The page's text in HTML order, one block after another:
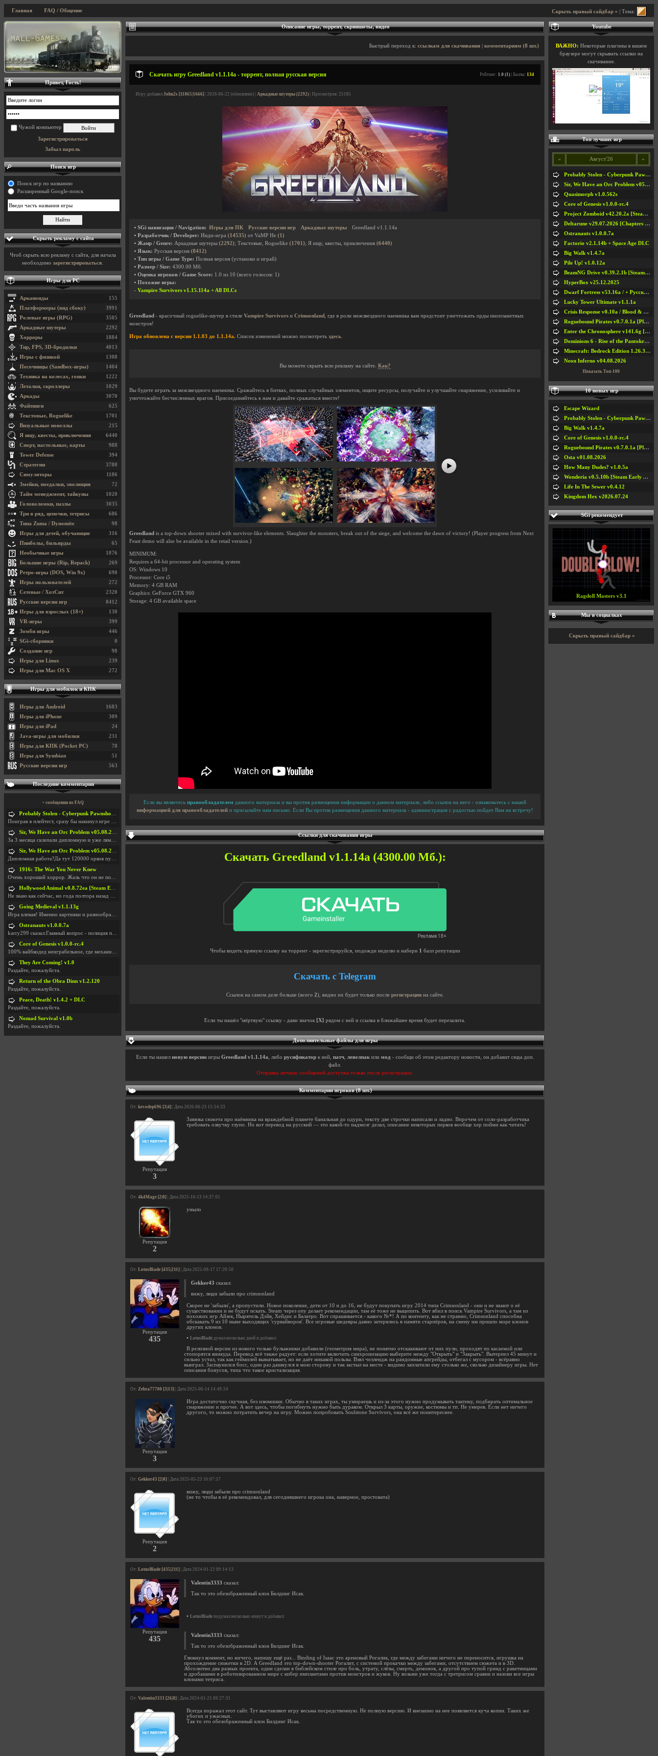
Скрыть правый сайдбар » | Тема:
Главная FAQ / Общение
Описание игры, торрент, скриншоты, видео
Быстрый переход к: ссылкам для скачивания комментариям (8 шт.)
Скачать игру Greedland v1.1.14a - торрент, полная русская версия Рейтинг: 1.0 (1) | Баллы: 134
Игру добавил John2s [11865|1666] | 2026-06-22 (обновлено) | Аркадные шутеры (2292) | Просмотров: 25185
• SGi навигация / Navigation: Игры для ПК Русские версии игр Аркадные шутеры
Greedland v1.1.14a
• Разработчик / Developer: Инди-игра (14535) от VaMP He (1)
• Жанр / Genre: Аркадные шутеры (2292); Текстовые, Roguelike (1701); Я ищу, квесты, приключения (6440)
• Язык: Русская версия (8412)
• Тип игры / Game Type: Полная версия (установи и играй)
• Размер / Size: 4300.00 Мб.
• Оценка игроков / Game Score: 1.0 из 10 (всего голосов: 1 )
• Похожие игры:
- Vampire Survivors v1.15.114a + All DLCs
Greedland - красочный roguelike-шутер в стиле Vampire Survivors и Crimsonland
, где в роли межзвездного наемника вам предстоит уничтожать орды инопланетных
монстров!
Игра обновлена с версии 1.1.03 до 1.1.14a. Список изменений можно посмотреть здесь
Вы можете скрыть всю рекламу на сайте. Как?
Вы будете играть за межзвездного наемника. Сражайтесь в битвах, полных случайных элементов, ищите ресурсы, получайте и улучшайте снаряжение, усиливайте и
уничтожайте бесчисленных врагов. Присоединяйтесь к нам и давайте сражаться вместе!
#6
Greedland is a top-down shooter mixed with survivor-like elements. Slaughter the monsters, break out of the siege, and welcome the dawn of victory! (Player progress from Next
Feast demo will also be available in the retail version.)
MINIMUM:
Requires a 64-bit processor and operating system
OS: Windows 10
Processor: Core i5
Memory: 4 GB RAM
Graphics: GeForce GTX 960
Storage: 4 GB available space
Если вы являетесь правообладателем данного материала и вы против размещения информации о данном материале, либо ссылок на него - ознакомьтесь с нашей
информацией для правообладателей и присылайте нам письмо. Если Вы против размещения данного материала - администрация с радостью пойдет Вам на встречу!
Ссылки для скачивания игры
Скачать Greedland v1.1.14a (4300.00 Мб.):
Чтобы видеть прямую ссылку на торрент - зарегистрируйся, подожди неделю и набери 1 балл репутации
Скачать с Telegram
Ссылок на самом деле больше (всего 2), видно их будет только после регистрациина сайте.
Если ты нашёл "мёртвую" ссылку - дави значок [X] рядом с ней и ссылка в ближайшее время будет перезалита.
Дополнительные файлы для игры
Если ты нашел новую версиюигры Greedland v1.1.14a , либо русификаторк ней, патч, левелпакили мод - сообщи об этом редактору новости, он добавит сюда доп.
файл.
Отправка личных сообщений доступна только после регистрации.
Комментарии игроков (8 шт.)
От: kevodep696 [3|4] | Дата 2026-06-23 15:54:33
Репутация
3
Завязка сюжета про наёмника на враждебной планете банальная до одури, тексту две строчки написали и ладно. Впрочем от соло-разработчика
требовать озвучку глупо. Но вот перевод на русский — это какой-то надмозг делал, описание некоторых перков вообще хер пойми как читать!
От: 4k4Mage [2|0] | Дата 2025-10-13 14:37:01
Репутация
2
уныло
От: LotusBlade [435|211] | Дата 2025-09-17 17:20:50
Репутация
435
Gekker43 сказал:
вижу, люди забыли про crimsonland
Скорее не 'забыли', а пропустили. Новое поколение, дети от 10 и до 16, не будут покупать игру 2014 типа Crimsonland - они и не знают о её
существовании и не будут искать. Steam через опу делает рекомендации, там её тоже не выцепить. Вот вбил в поиск Vampire Survivors, а там из
похожих игр Айзек, Нырятель Дэйв, Хейдис и Балатро. Вот спрашивается - какого №*! А по контенту, как не странно, Crimsonland способна
обскакать 9 из 10 ныне выходящих 'сурвайворов'. Все игровые шедевры давно затерялись в памяти старпёров, на смену им пришло море клонов
других клонов.
• LotusBlade думал несколько дней и добавил:
В релизной версии из нового только булыжники добавили (геометрия мира), не понятно отскакивают от них пули, проходят по касаемой или
стопорятся вникуда. Перевод всё также радует: если хотите включить синхронизацию выберите между "Открыть" и "Закрыть". Вытерпел 45 минут и
сильно устал, так как геймплей выматывает, но не даёт никакой пользы. Взял челлендж на рандомные апгрейды, отбегал с мусором - всёравно
выиграл. Заспаунился босс, один раз дашнулся в мою сторону и так застыл на месте - видимо заплатили ему столько же, сколько дизайнеру игры. Нет
описания бонусов, типа что такое кристализация.
От: Zebra77700 [3|13] | Дата 2025-06-14 14:49:24
Репутация
3
Игра достаточно скучная, без изюминки. Обычно в таких играх, ты умираешь и из-за этого нужно продумывать тактику, подбирать оптимальное
снаряжение и прочее. А вот здесь, чтобы погибнуть нужно быть дураком. Открыл 3 карты, оружие, костюмы и тп. Не умерев. Если нет ничего
другого, то можно потратить вечер на игру. Можно попробовать Soulstone Survivors, она всё же поинтереснее.
От: Gekker43 [2|0] | Дата 2025-05-23 16:07:57
Репутация
2
вижу, люди забыли про crimsonland
(не то чтобы я её рекомендовал, для сегодняшнего игрока она, наверное, простовата)
От: LotusBlade [435|211] | Дата 2024-01-22 09:14:13
Репутация
435
Valentin3333 сказал:
Так то это обезображенный клон Билдинг Исак.
• LotusBlade подумал несколько минут и добавил:
Valentin3333 сказал:
Так то это обезображенный клон Билдинг Исак.
Глюкнул коммент, но ничего, напишу ещё раз... Binding of Isaac это ареновый Рогалик, где между забегами ничего не переносится, игрушка на
прохождение сюжетки в 2D. А Greedland это top-down-shooter Рогалит, с системой прокачки между забегами, отсутствием сюжета и в 3D.
Абсолютно два разных проекта, один сделан в библейском стиле про боль, утрату, слёзы, смерть, демонов, а другой про тупой гринд с ракетницами
и дробашами в роботизированном мире с кибер имплантами против монстров и жуков. Ну возьми уже тогда с третрисом сравни и назови все игры
клонами тетриса.
От: Valentin3333 [26|8] | Дата 2024-01-21 09:27:31
Всегда поражал этот сайт. Тут выставляют игру весьма посредственную. Не полную версию. И внезапно на нее появляется куча копии. Таких же
убогих и ужасных.
Так то это обезображенный клон Билдинг Исак.
Привет, Гость!
Чужой компьютер
Зарегистрироваться
Забыл пароль
Поиск игр
Поиск игр по названию
Расширенный Google-поиск
Скрыть рекламу с сайта
Чтоб скрыть всю рекламу с сайта, для начала
необходимо зарегистрироваться
Игры для PC
155
Арканоиды
3991
Платформеры (вид сбоку)
3505
Ролевые игры (RPG)
2292
Аркадные шутеры
1884
Хорроры
4013
Тир, FPS, 3D-бродилки
1308
Игры с физикой
1404
Песочницы (Sandbox-игры)
1222
Техника на колесах, гонки
1029
Леталки, скроллеры
3070
Аркады
625
Файтинги
1701
Текстовые, Roguelike
215
Визуальные новеллы
6440
Я ищу, квесты, приключения
988
Спорт, настольные, карты
394
Tower Defense
3780
Стратегии
1186
Симуляторы
72
Змейки, поедалки, эволюция
1020
Тайм менеджмент, тайкуны
3035
Головоломки, пазлы
686
Три в ряд, цепочки, тетрисы
98
Типа Zuma / Dynomite
316
Игры для детей, обучающие
65
Пинболы, бильярды
1076
Необычные игры
269
Большие игры (Rip, Repack)
690
Ретро-игры (DOS, Win 9x)
272
Игры пользователей
2320
Сетевые / ХотСит
8412
Русские версии игр
130
Игры для взрослых (18+)
399
VR-игры
446
Зомби игры
0
SGi-сборники
98
Создание игр
239
Игры для Linux
272
Игры для Mac OS X
Игры для мобилок и КПК
1683
Игры для Android
309
Игры для iPhone
24
Игры для iPad
231
Java-игры для мобилки
78
Игры для КПК (Pocket PC)
51
Игры для Symbian
563
Русские версии игр
Последние комментарии
+ сообщения из FAQ
Probably Stolen - Cyberpunk Pawnshop Simulator v048c [Playtest]
Поиграв в плейтест, сразу бы накинул игре наивысши
Sir, We Have an Orc Problem v05.08.2026
За 3 месяца склепали дипломную и уже лям двести ба
Sir, We Have an Orc Problem v05.08.2026
Дипломная работа?Да тут 120000 орков путь выбирают
1916: The War You Never Knew
Очень хороший хоррор. Жаль что он не получил должн
Hollywood Animal v0.8.72ea [Steam Early Access]
Не знаю как сейчас, но года полтора назад игра был
Going Medieval v1.1.13g
Игра клевая! Именно картинки и разнообразия в стро
Ostranauts v1.0.0.7a
karry299 сказал:Главный вопрос - полиция по-прежне
Core of Genesis v1.0.0-rc.4
100% вайбкодед неиграбельное, где механики знает т
They Are Coming! v1.0
Раздайте, пожалуйста.
Return of the Obra Dinn v1.2.120
Раздайте, пожалуйста.
Peace, Death! v1.4.2 + DLC
Раздайте, пожалуйста.
Nomad Survival v1.0b
Раздайте, пожалуйста.
Youtube
ВАЖНО: Некоторые плагины в вашем
браузере могут скрывать ссылки на
скачивание.
Топ лучших игр
« Август'26 »
Probably Stolen - Cyberpunk Pawnshop Simulator v048c [Playtest]
Sir, We Have an Orc Problem v05.08.2026
Quasimorph v1.0.562s
Core of Genesis v1.0.0-rc.4
Project Zomboid v42.20.2a [Steam Early Access]
Deltarune v29.07.2026 [Chapters 1-5] / + RUS [Chapters 1-5]
Ostranauts v1.0.0.7a
Factorio v2.1.14b + Space Age DLC
Big Walk v1.4.7a
Pile Up! v1.0.12a
BeamNG Drive v0.39.2.1b [Steam Early Access]
HyperBox v25.12.2025
Dwarf Fortress v53.16a / + Русская Версия v50.12a
Lucky Tower Ultimate v1.1.1a
Crisis Response v0.10a / Blood & Bullet
Roguebound Pirates v0.7.0.1a [Playtest]
Enter the Chronosphere v141.6g [Steam Early Access]
Dominions 6 - Rise of the Pantokrator v6.35a
Minecraft: Bedrock Edition 1.26.33.1a / + TLauncher v2.89
Neon Inferno v04.08.2026
Показать Топ-100
10 новых игр
Escape Wizard
Probably Stolen - Cyberpunk Pawnshop Simulator v048c [Playtest]
Big Walk v1.4.7a
Core of Genesis v1.0.0-rc.4
Roguebound Pirates v0.7.0.1a [Playtest]
Osta v01.08.2026
How Many Dudes? v1.0.5a
Wonderia v0.5.10b [Steam Early Access]
Life In The Sewer v0.4.12
Kingdom Hex v2026.07.24
SGi рекомендует
Ragdoll Masters v3.1
Мы в социалках
Скрыть правый сайдбар »